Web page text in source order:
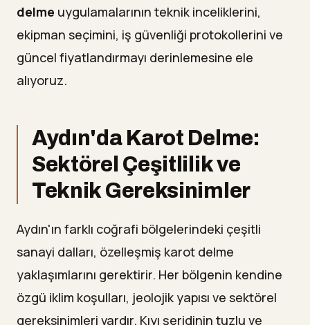
delme uygulamalarının teknik inceliklerini,
ekipman seçimini, iş güvenliği protokollerini ve
güncel fiyatlandırmayı derinlemesine ele
alıyoruz.
Aydın'da Karot Delme:
Sektörel Çeşitlilik ve
Teknik Gereksinimler
Aydın'ın farklı coğrafi bölgelerindeki çeşitli
sanayi dalları, özelleşmiş karot delme
yaklaşımlarını gerektirir. Her bölgenin kendine
özgü iklim koşulları, jeolojik yapısı ve sektörel
gereksinimleri vardır. Kıyı şeridinin tuzlu ve